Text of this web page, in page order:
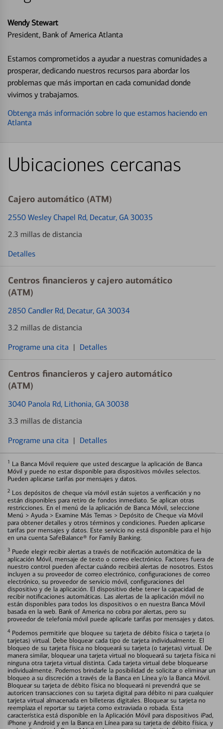
Wendy Stewart
President, Bank of America Atlanta
Estamos comprometidos a ayudar a nuestras comunidades a
prosperar, dedicando nuestros recursos para abordar los
problemas que más importan en cada comunidad donde
vivimos y trabajamos.
Obtenga más información sobre lo que estamos haciendo en
Atlanta
Ubicaciones cercanas
Cajero automático (ATM)
2550 Wesley Chapel Rd, Decatur, GA 30035
2.3 millas de distancia
Detalles
Centros financieros y cajero automático
(ATM)
2850 Candler Rd, Decatur, GA 30034
3.2 millas de distancia
Programe una cita | Detalles
Centros financieros y cajero automático
(ATM)
3040 Panola Rd, Lithonia, GA 30038
3.3 millas de distancia
Programe una cita | Detalles
1 La Banca Móvil requiere que usted descargue la aplicación de Banca
Móvil y puede no estar disponible para dispositivos móviles selectos.
Pueden aplicarse tarifas por mensajes y datos.
2 Los depósitos de cheque vía móvil están sujetos a verificación y no
están disponibles para retiro de fondos inmediato. Se aplican otras
restricciones. En el menú de la aplicación de Banca Móvil, seleccione
Menú > Ayuda > Examine Más Temas > Depósito de Cheque vía Móvil
para obtener detalles y otros términos y condiciones. Pueden aplicarse
tarifas por mensajes y datos. Este servicio no está disponible para el hijo
en una cuenta SafeBalance® for Family Banking.
3 Puede elegir recibir alertas a través de notificación automática de la
aplicación Móvil, mensaje de texto o correo electrónico. Factores fuera de
nuestro control pueden afectar cuándo recibirá alertas de nosotros. Estos
incluyen a su proveedor de correo electrónico, configuraciones de correo
electrónico, su proveedor de servicio móvil, configuraciones del
dispositivo y de la aplicación. El dispositivo debe tener la capacidad de
recibir notificaciones automáticas. Las alertas de la aplicación móvil no
están disponibles para todos los dispositivos o en nuestra Banca Móvil
basada en la web. Bank of America no cobra por alertas, pero su
proveedor de telefonía móvil puede aplicarle tarifas por mensajes y datos.
4 Podemos permitirle que bloquee su tarjeta de débito física o tarjeta (o
tarjetas) virtual. Debe bloquear cada tipo de tarjeta individualmente. El
bloqueo de su tarjeta física no bloqueará su tarjeta (o tarjetas) virtual. De
manera similar, bloquear una tarjeta virtual no bloqueará su tarjeta física ni
ninguna otra tarjeta virtual distinta. Cada tarjeta virtual debe bloquearse
individualmente. Podemos brindarle la posibilidad de solicitar o eliminar un
bloqueo a su discreción a través de la Banca en Línea y/o la Banca Móvil.
Bloquear su tarjeta de débito física no bloqueará ni prevendrá que se
autoricen transacciones con su tarjeta digital para débito ni para cualquier
tarjeta virtual almacenada en billeteras digitales. Bloquear su tarjeta no
reemplaza el reportar su tarjeta como extraviada o robada. Esta
característica está disponible en la Aplicación Móvil para dispositivos iPad,
iPhone y Android y en la Banca en Línea para su tarjeta de débito física, y